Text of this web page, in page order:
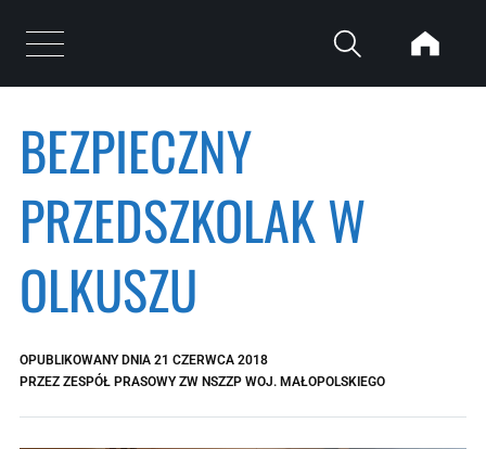
Otwórz menu
BEZPIECZNY
PRZEDSZKOLAK W
OLKUSZU
OPUBLIKOWANY DNIA 21 CZERWCA 2018
PRZEZ ZESPÓŁ PRASOWY ZW NSZZP WOJ. MAŁOPOLSKIEGO